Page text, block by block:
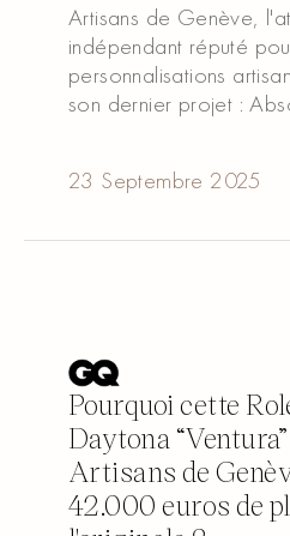
23 Septembre 2025
Artisans de Genève,
indépendant réputé
personnalisations
son dernier projet :
Pourquoi cette
Daytona
Artisans de
42.000 euros de